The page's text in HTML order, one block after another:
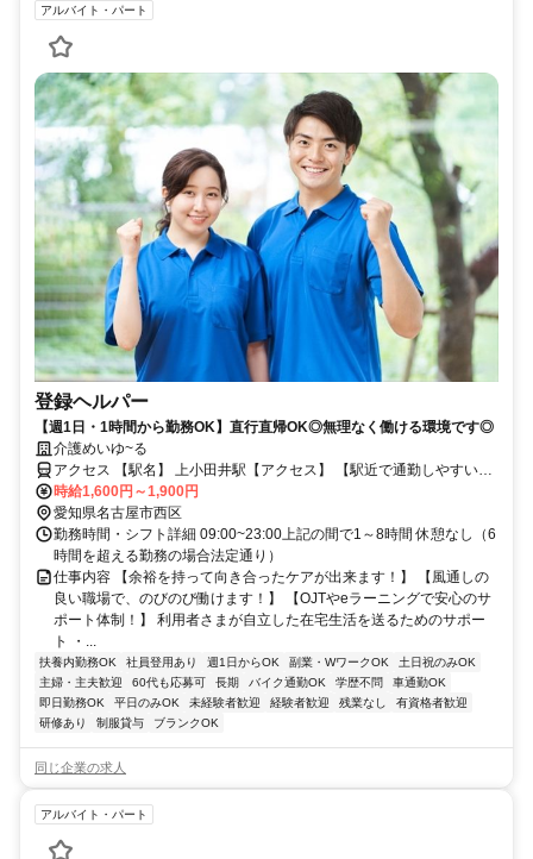
アルバイト・パート
登録ヘルパー
【週1日・1時間から勤務OK】直行直帰OK◎無理なく働ける環境です◎
介護めいゆ~る
アクセス 【駅名】 上小田井駅【アクセス】 【駅近で通勤しやすい環
境です】 【無料の駐車場があります】 上小田井駅から徒歩10分
時給1,600円～1,900円
愛知県名古屋市西区
勤務時間・シフト詳細 09:00~23:00上記の間で1～8時間 休憩なし（6
時間を超える勤務の場合法定通り）
仕事内容 【余裕を持って向き合ったケアが出来ます！】 【風通しの
良い職場で、のびのび働けます！】 【OJTやeラーニングで安心のサ
ポート体制！】 利用者さまが自立した在宅生活を送るためのサポー
ト ・...
扶養内勤務OK 社員登用あり 週1日からOK 副業・WワークOK
土日祝のみOK
主婦・主夫歓迎
60代も応募可 長期 バイク通勤OK 学歴不問
車通勤OK
即日勤務OK
平日のみOK 未経験者歓迎 経験者歓迎 残業なし
有資格者歓迎
研修あり
制服貸与 ブランクOK
同じ企業の求人
アルバイト・パート